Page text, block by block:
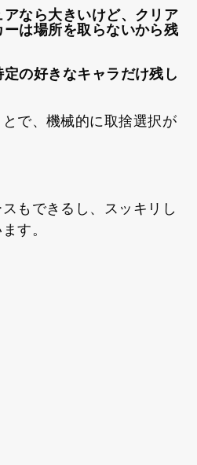
なら大きいけど、クリア
ーは場所を取らないから残
定の好きなキャラだけ残し
で、機械的に取捨選択が
もできるし、スッキリし
す。